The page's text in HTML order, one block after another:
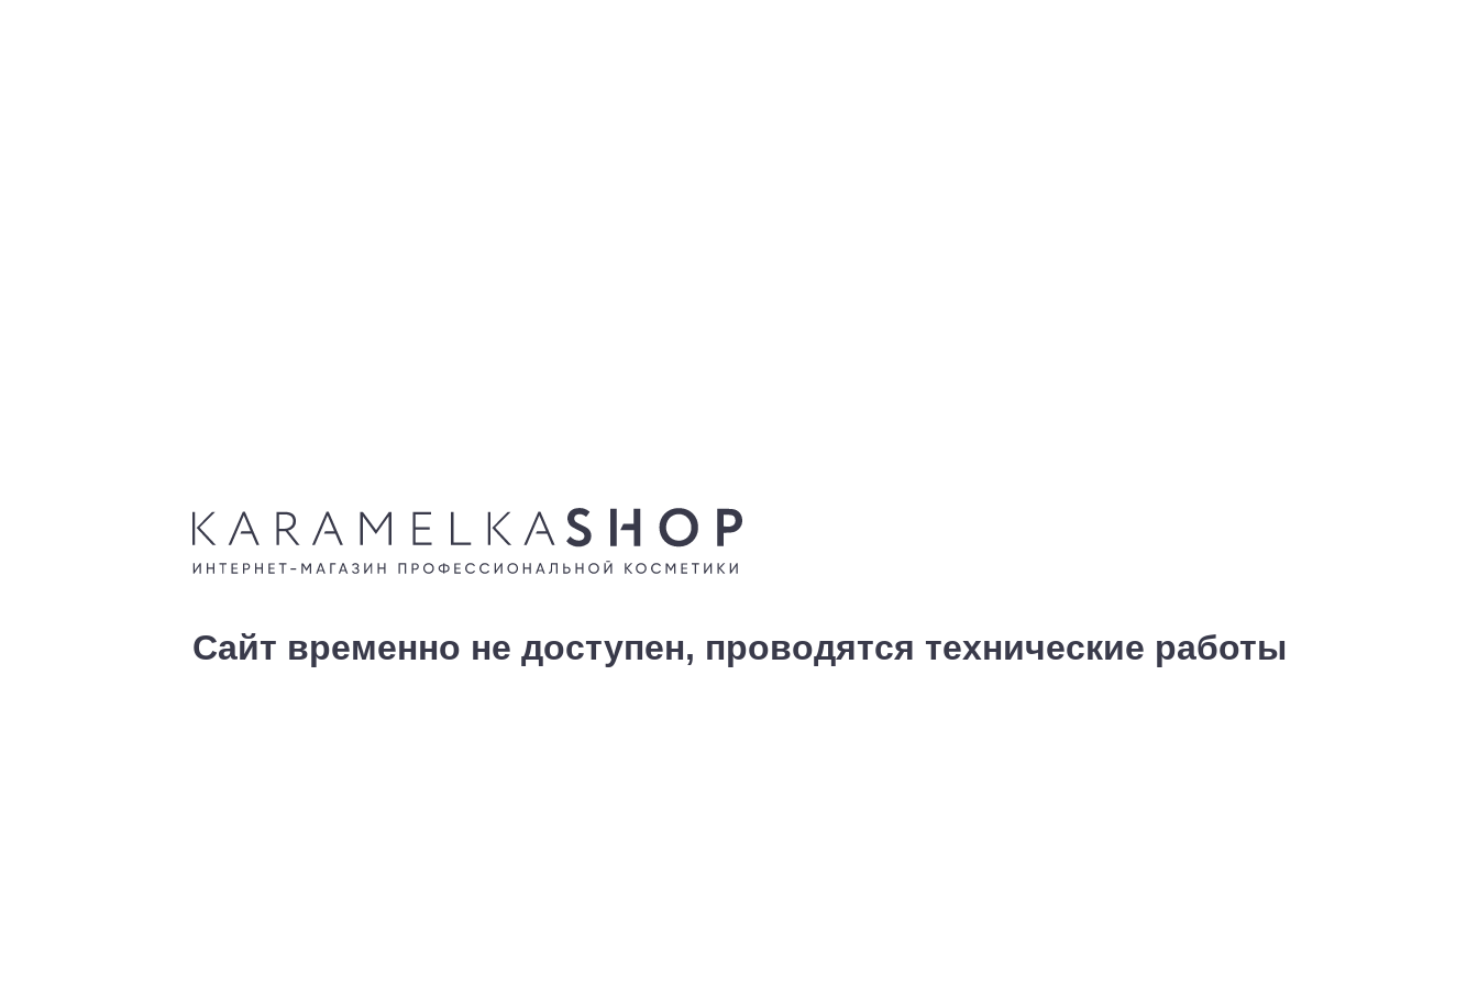
Сайт временно не доступен, проводятся технические работы